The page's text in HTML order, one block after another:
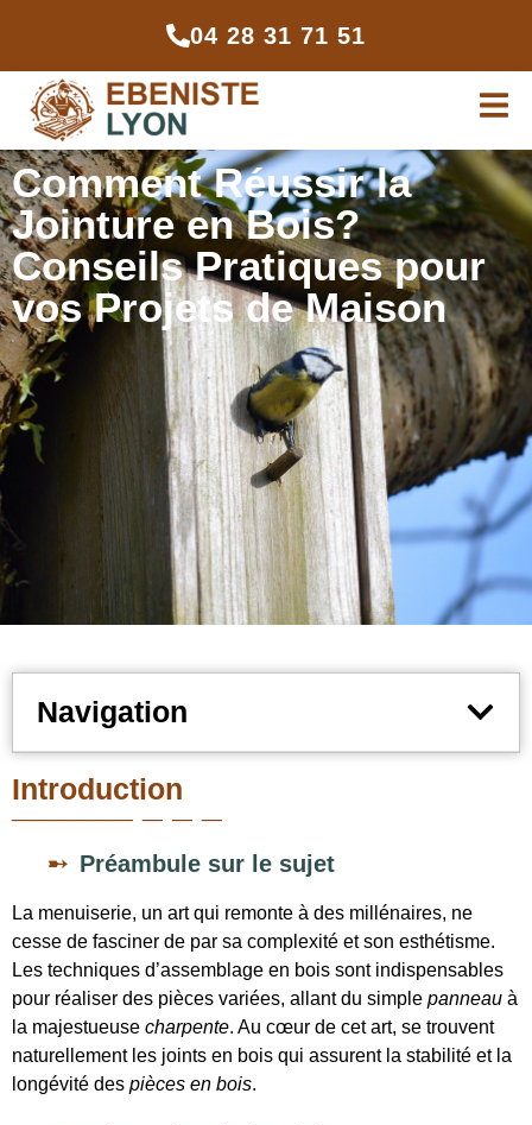
04 28 31 71 51
Comment Réussir la
Jointure en Bois?
Conseils Pratiques pour
vos Projets de Maison
Navigation
Introduction
Préambule sur le sujet
La menuiserie, un art qui remonte à des millénaires, ne
cesse de fasciner de par sa complexité et son esthétisme.
Les techniques d’assemblage en bois sont indispensables
pour réaliser des pièces variées, allant du simple panneau à
la majestueuse charpente. Au cœur de cet art, se trouvent
naturellement les joints en bois qui assurent la stabilité et la
longévité des pièces en bois.